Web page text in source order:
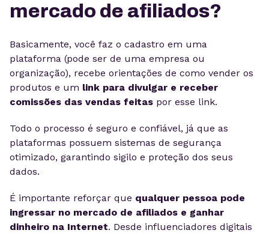
mercado de afiliados?
Basicamente, você faz o cadastro em uma
plataforma (pode ser de uma empresa ou
organização), recebe orientações de como vender os
produtos e um link para divulgar e receber
comissões das vendas feitas por esse link.
Todo o processo é seguro e confiável, já que as
plataformas possuem sistemas de segurança
otimizado, garantindo sigilo e proteção dos seus
dados.
É importante reforçar que qualquer pessoa pode
ingressar no mercado de afiliados e ganhar
dinheiro na Internet. Desde influenciadores digitais